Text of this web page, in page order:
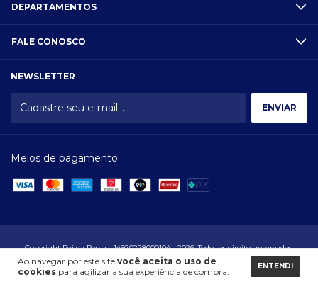
Ao navegar por este site você aceita o uso de
cookies para agilizar a sua experiência de compra.
ENTENDI
DEPARTAMENTOS
FALE CONOSCO
NEWSLETTER
Meios de pagamento
Copyright Rei da Pesca - 14920228000104 - 2026. Todos os direitos reservados.